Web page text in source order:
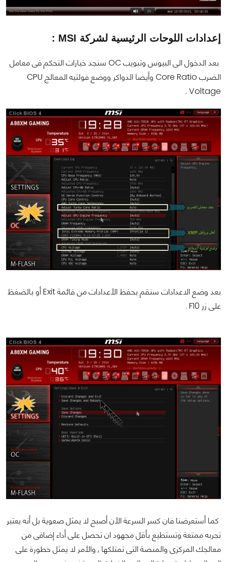
إعدادات اللوحات الرئيسية لشركة MSI :
بعد الدخول الى البيوس وتبويب OC سنجد خيارات التحكم فى معامل
الضرب Core Ratio وأيضا الذواكر ووضع فولتيه المعالج CPU
Voltage .
بعد وضع الاعدادات سنقم بحفظ الأعدادات من قائمة Exit أو بالضغظ
على زر F10 .
كما أستعرضنا فان كسر السرعة الأن أصبح لا يمثل صعوية بل أنه يعتبر
تجربه ممتعة وتستطيع بأقل مجهود ان تحصل على أداء إضافى من
معالجك المركزى والمنصة التى تمتلكها , والأمر لا يمثل خطورة على